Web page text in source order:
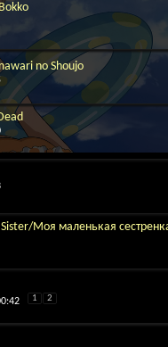
no Shoujo
Моя маленькая
1 2